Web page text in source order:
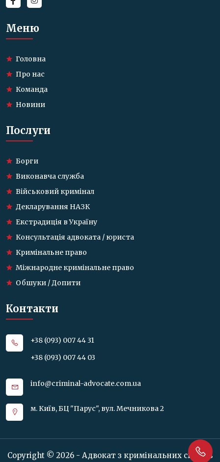
Меню
Головна
Про нас
Команда
Новини
Послуги
Борги
Виконавча служба
Військовий кримінал
Декларування НАЗК
Екстрадиція в Україну
Консультація адвоката / юриста
Кримінальне право
Міжнародне кримінальне право
Обшуки / Допити
Контакти
+38 (093) 007 44 31
+38 (093) 007 44 03
info@criminal-advocate.com.ua
м. Київ, БЦ "Парус", вул. Мечникова 2
Copyright © 2026 - Адвокат з кримінальних справ в